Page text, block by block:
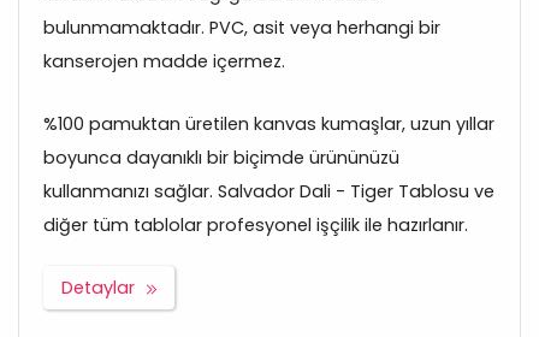
bulunmamaktadır. PVC, asit veya herhangi bir
kanserojen madde içermez.
%100 pamuktan üretilen kanvas kumaşlar, uzun yıllar
boyunca dayanıklı bir biçimde ürününüzü
kullanmanızı sağlar. Salvador Dali - Tiger Tablosu ve
diğer tüm tablolar profesyonel işçilik ile hazırlanır.
Detaylar